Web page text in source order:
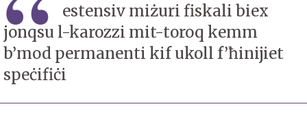
estensiv miżuri fiskali biex
jonqsu l-karozzi mit-toroq kemm
b’mod permanenti kif ukoll f’ħinijiet
speċifiċi